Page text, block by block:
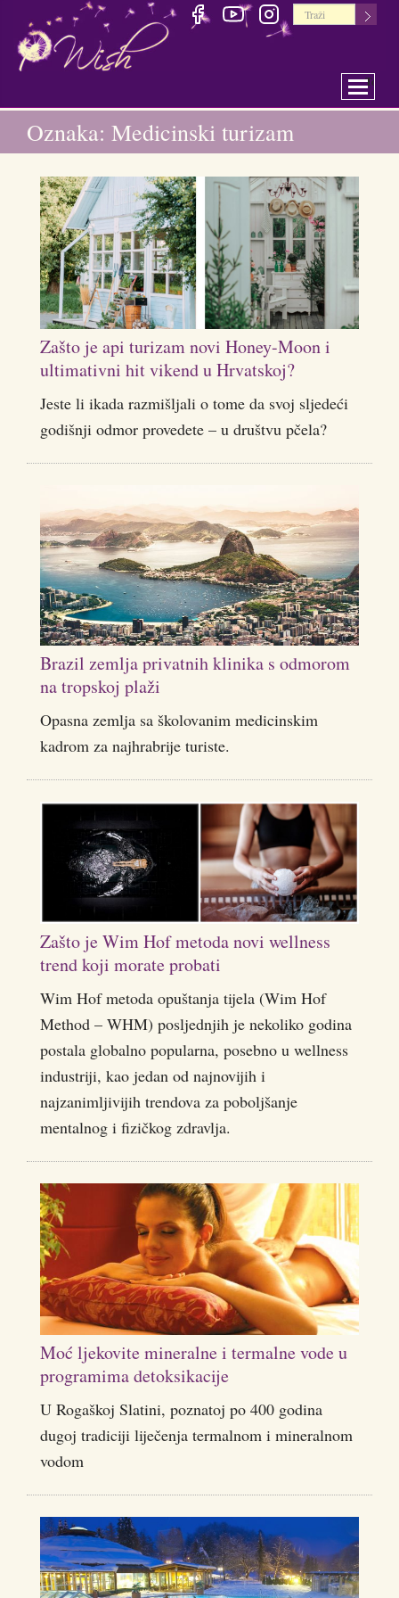
Oznaka: Medicinski turizam
Zašto je api turizam novi Honey-Moon i
ultimativni hit vikend u Hrvatskoj?
Jeste li ikada razmišljali o tome da svoj sljedeći
godišnji odmor provedete – u društvu pčela?
Brazil zemlja privatnih klinika s odmorom
na tropskoj plaži
Opasna zemlja sa školovanim medicinskim
kadrom za najhrabrije turiste.
Zašto je Wim Hof metoda novi wellness
trend koji morate probati
Wim Hof metoda opuštanja tijela (Wim Hof
Method – WHM) posljednjih je nekoliko godina
postala globalno popularna, posebno u wellness
industriji, kao jedan od najnovijih i
najzanimljivijih trendova za poboljšanje
mentalnog i fizičkog zdravlja.
Moć ljekovite mineralne i termalne vode u
programima detoksikacije
U Rogaškoj Slatini, poznatoj po 400 godina
dugoj tradiciji liječenja termalnom i mineralnom
vodom